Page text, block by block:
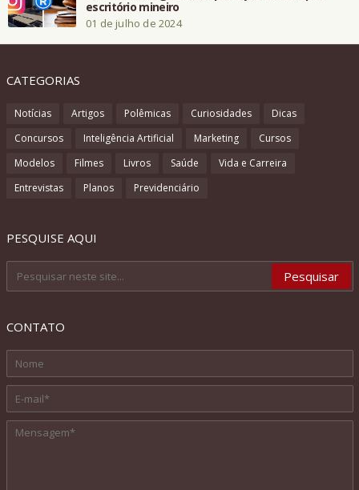
escritório mineiro
01 de julho de 2024
CATEGORIAS
Notícias Artigos Polêmicas Curiosidades
Dicas
Concursos
Inteligência Artificial Marketing
Cursos
Modelos
Filmes Livros Saúde
Vida e Carreira
Entrevistas
Planos Previdenciário
PESQUISE AQUI
CONTATO